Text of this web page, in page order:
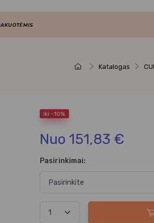
Katalogas
iki -10%
Nuo 151,83 €
Pasirinkimai: